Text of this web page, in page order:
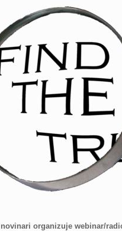
novinari organizuje webinar/